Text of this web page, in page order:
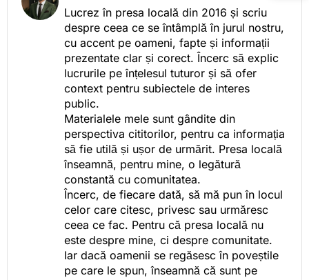
Lucrez în presa locală din 2016 și scriu
despre ceea ce se întâmplă în jurul nostru,
cu accent pe oameni, fapte și informații
prezentate clar și corect. Încerc să explic
lucrurile pe înțelesul tuturor și să ofer
context pentru subiectele de interes
public.
Materialele mele sunt gândite din
perspectiva cititorilor, pentru ca informația
să fie utilă și ușor de urmărit. Presa locală
înseamnă, pentru mine, o legătură
constantă cu comunitatea.
Încerc, de fiecare dată, să mă pun în locul
celor care citesc, privesc sau urmăresc
ceea ce fac. Pentru că presa locală nu
este despre mine, ci despre comunitate.
Iar dacă oamenii se regăsesc în poveștile
pe care le spun, înseamnă că sunt pe